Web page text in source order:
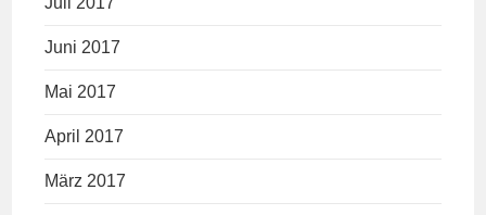
Juni 2017
Mai 2017
April 2017
März 2017